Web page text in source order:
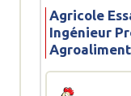
Agricole
Ingénieur